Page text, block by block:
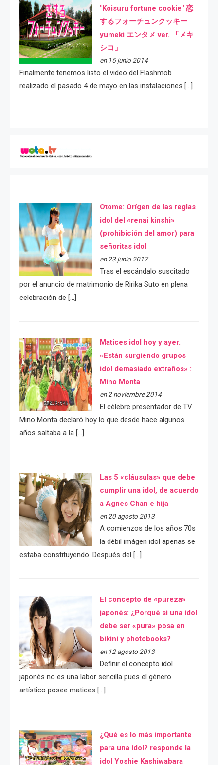
"Koisuru fortune cookie" 恋
するフォーチュンクッキー
yumeki エンタメ ver. 「メキ
シコ」
en 15 junio 2014
Finalmente tenemos listo el video del Flashmob
realizado el pasado 4 de mayo en las instalaciones […]
Otome: Orígen de las reglas
idol del «renai kinshi»
(prohibición del amor) para
señoritas idol
en 23 junio 2017
Tras el escándalo suscitado
por el anuncio de matrimonio de Ririka Suto en plena
celebración de […]
Matices idol hoy y ayer.
«Están surgiendo grupos
idol demasiado extraños» :
Mino Monta
en 2 noviembre 2014
El célebre presentador de TV
Mino Monta declaró hoy lo que desde hace algunos
años saltaba a la […]
Las 5 «cláusulas» que debe
cumplir una idol, de acuerdo
a Agnes Chan e hija
en 20 agosto 2013
A comienzos de los años 70s
la débil imágen idol apenas se
estaba constituyendo. Después del […]
El concepto de «pureza»
japonés: ¿Porqué si una idol
debe ser «pura» posa en
bikini y photobooks?
en 12 agosto 2013
Definir el concepto idol
japonés no es una labor sencilla pues el género
artístico posee matices […]
¿Qué es lo más importante
para una idol? responde la
idol Yoshie Kashiwabara